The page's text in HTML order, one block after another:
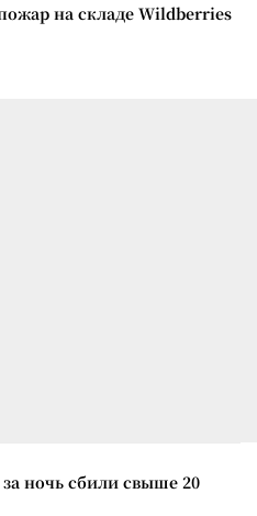
на складе Wildberries
ночь сбили свыше 20